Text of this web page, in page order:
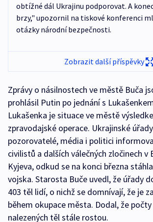
obtížné dál Ukrajinu podporovat. A
brzy," upozornil na tiskové konferenci
otázky národní bezpečnosti.
Zobrazit další příspěvky
Zprávy o násilnostech ve městě Buča
prohlásil Putin po jednání s
Lukašenka je situace ve městě
zpravodajské operace. Ukrajinské
pozorovatelé, média i politici
civilistů a dalších válečných zločinech v
Kyjeva, odkud se na konci března
vojska. Starosta Buče uvedl, že úřady
403 těl lidí, o nichž se domnívají, že je
během okupace města. Dodal, že
nalezených těl stále rostou.